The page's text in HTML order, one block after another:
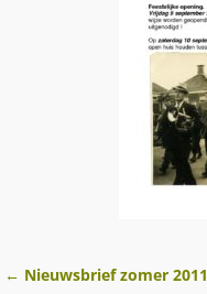
← Nieuwsbrief zomer 2011